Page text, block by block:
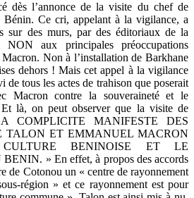
dès l’annonce de la visite du chef de
Bénin. Ce cri, appelant à la vigilance, a
sur des murs, par des éditoriaux de la
NON aux principales préoccupations
Non à l’installation de Barkhane
dehors ! Mais cet appel à la vigilance
de tous les actes de trahison que poserait
Macron contre la souveraineté et le
là, on peut observer que la visite de
COMPLICITE MANIFESTE DES
TALON ET EMMANUEL MACRON
BENINOISE ET LE
» En effet, à propos des accords
de Cotonou un « centre de rayonnement
région » et ce rayonnement est pour